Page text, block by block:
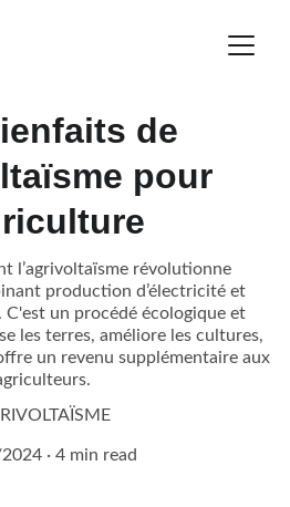
de
pour
l’agrivoltaïsme révolutionne
production d’électricité et
un procédé écologique et
les terres, améliore les cultures,
un revenu supplémentaire aux
4 min read